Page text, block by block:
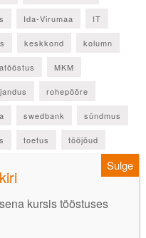
Ida-Virumaa IT
keskkond kolumn
MKM
rohepööre
swedbank sündmus
toetus tööjõud
uudistega!
kursis tööstuses